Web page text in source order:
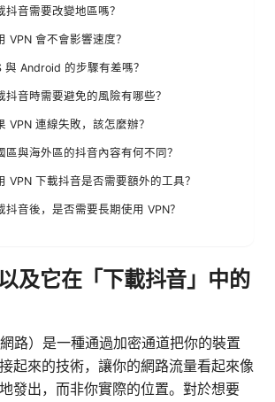
抖音需要改變地區嗎？
VPN 會不會影響速度？
與 Android 的步驟有差嗎？
抖音時需要避免的風險有哪些？
VPN 連線失敗，該怎麼辦？
區與海外區的抖音內容有何不同？
VPN 下載抖音是否需要額外的工具？
抖音後，是否需要長期使用 VPN？
及它在「下載抖音」中的
路）是一種通過加密通道把你的裝置
起來的技術，讓你的網路流量看起來像
發出，而非你實際的位置。對於想要